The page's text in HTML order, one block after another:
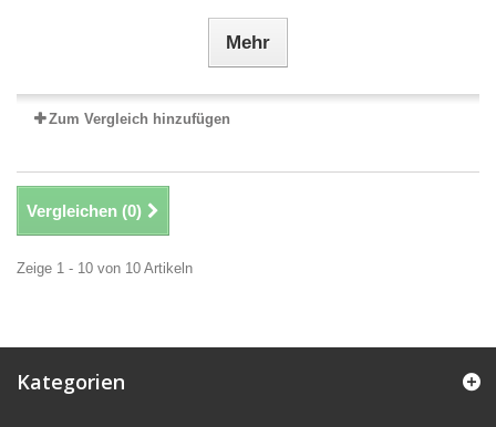
Mehr
Zum Vergleich hinzufügen
Vergleichen (0)
Zeige 1 - 10 von 10 Artikeln
Kategorien